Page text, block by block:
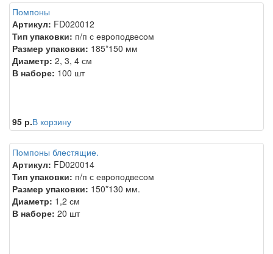
Помпоны
Артикул: FD020012
Тип упаковки: п/п с европодвесом
Размер упаковки: 185*150 мм
Диаметр: 2, 3, 4 см
В наборе: 100 шт
95 р.В корзину
Помпоны блестящие.
Артикул: FD020014
Тип упаковки: п/п с европодвесом
Размер упаковки: 150*130 мм.
Диаметр: 1,2 см
В наборе: 20 шт